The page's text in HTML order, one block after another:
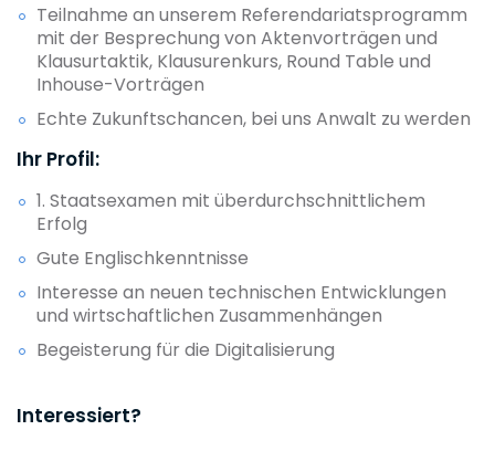
Teilnahme an unserem Referendariatsprogramm
mit der Besprechung von Aktenvorträgen und
Klausurtaktik, Klausurenkurs, Round Table und
Inhouse-Vorträgen
Echte Zukunftschancen, bei uns Anwalt zu werden
Ihr Profil:
1. Staatsexamen mit überdurchschnittlichem
Erfolg
Gute Englischkenntnisse
Interesse an neuen technischen Entwicklungen
und wirtschaftlichen Zusammenhängen
Begeisterung für die Digitalisierung
Interessiert?